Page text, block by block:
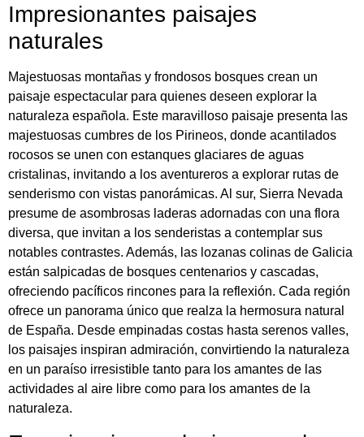
Impresionantes paisajes
naturales
Majestuosas montañas y frondosos bosques crean un
paisaje espectacular para quienes deseen explorar la
naturaleza española. Este maravilloso paisaje presenta las
majestuosas cumbres de los Pirineos, donde acantilados
rocosos se unen con estanques glaciares de aguas
cristalinas, invitando a los aventureros a explorar rutas de
senderismo con vistas panorámicas. Al sur, Sierra Nevada
presume de asombrosas laderas adornadas con una flora
diversa, que invitan a los senderistas a contemplar sus
notables contrastes. Además, las lozanas colinas de Galicia
están salpicadas de bosques centenarios y cascadas,
ofreciendo pacíficos rincones para la reflexión. Cada región
ofrece un panorama único que realza la hermosura natural
de España. Desde empinadas costas hasta serenos valles,
los paisajes inspiran admiración, convirtiendo la naturaleza
en un paraíso irresistible tanto para los amantes de las
actividades al aire libre como para los amantes de la
naturaleza.